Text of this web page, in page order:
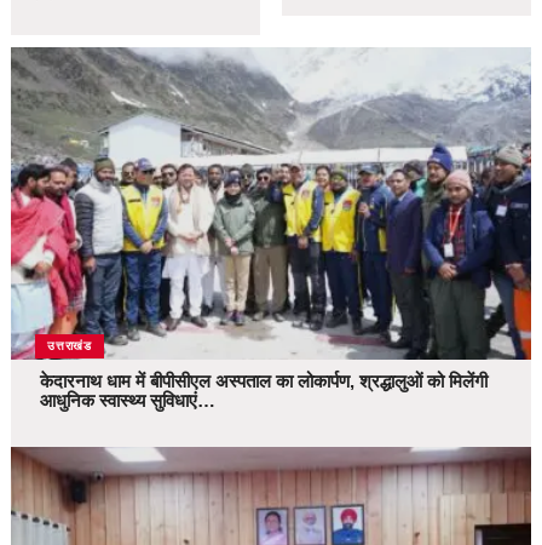
उत्तराखंड
केदारनाथ धाम में बीपीसीएल अस्पताल का लोकार्पण, श्रद्धालुओं को मिलेंगी
आधुनिक स्वास्थ्य सुविधाएं…